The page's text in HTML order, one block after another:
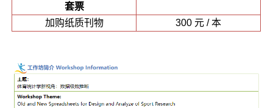
套票
加购纸质刊物 300 元 / 本